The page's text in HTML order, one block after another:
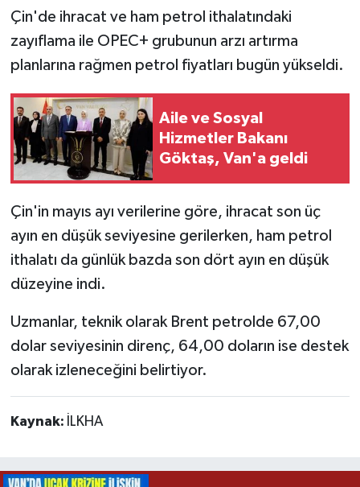
Çin'de ihracat ve ham petrol ithalatındaki
zayıflama ile OPEC+ grubunun arzı artırma
planlarına rağmen petrol fiyatları bugün yükseldi.
Aile ve Sosyal
Hizmetler Bakanı
Göktaş, Van'a geldi
Çin'in mayıs ayı verilerine göre, ihracat son üç
ayın en düşük seviyesine gerilerken, ham petrol
ithalatı da günlük bazda son dört ayın en düşük
düzeyine indi.
Uzmanlar, teknik olarak Brent petrolde 67,00
dolar seviyesinin direnç, 64,00 doların ise destek
olarak izleneceğini belirtiyor.
Kaynak: İLKHA